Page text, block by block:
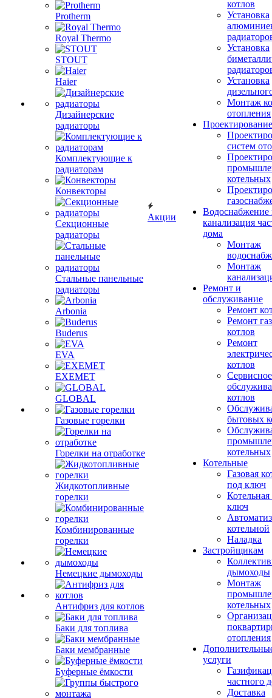
Protherm
Royal Thermo
STOUT
Haier
Дизайнерские
радиаторы
Комплектующие к
радиаторам
Конвекторы
Секционные
радиаторы
Стальные панельные
радиаторы
Arbonia
Buderus
EVA
EXEMET
GLOBAL
Газовые горелки
Горелки на отработке
Жидкотопливные
горелки
Комбинированные
горелки
Немецкие дымоходы
Антифриз для котлов
Баки для топлива
Баки мембранные
Буферные ёмкости
Акции
котлов
Установка
Установка
Установка
Монтаж
отопления
Проектирование
систем
котельных
Водоснабжение
канализация
дома
Монтаж
Монтаж
Ремонт и
обслуживание
Ремонт
Ремонт
котлов
Ремонт
котлов
Сервисное
котлов
бытовых
котельных
Котельные
Газовая
под ключ
ключ
котельной
Наладка
Застройщикам
дымоходы
Монтаж
котельных
отопления
услуги
частного
Доставка